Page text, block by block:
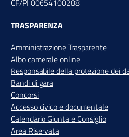
CF/PI 00654100288
TRASPARENZA
Amministrazione Trasparente
Albo camerale online
Responsabile della protezione dei
Bandi di gara
Concorsi
Accesso civico e documentale
Calendario Giunta e Consiglio
Area Riservata